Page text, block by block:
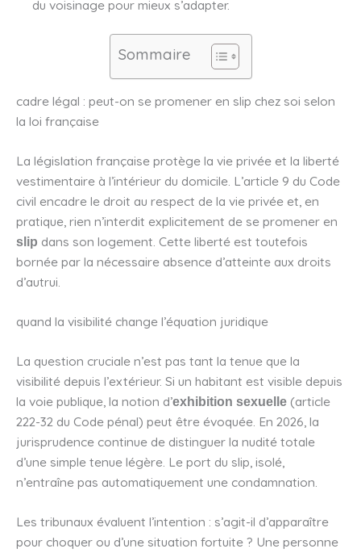
du voisinage pour mieux s’adapter.
Sommaire
cadre légal : peut-on se promener en slip chez soi selon
la loi française
La législation française protège la vie privée et la liberté
vestimentaire à l’intérieur du domicile. L’article 9 du Code
civil encadre le droit au respect de la vie privée et, en
pratique, rien n’interdit explicitement de se promener en
slip dans son logement. Cette liberté est toutefois
bornée par la nécessaire absence d’atteinte aux droits
d’autrui.
quand la visibilité change l’équation juridique
La question cruciale n’est pas tant la tenue que la
visibilité depuis l’extérieur. Si un habitant est visible depuis
la voie publique, la notion d’exhibition sexuelle (article
222-32 du Code pénal) peut être évoquée. En 2026, la
jurisprudence continue de distinguer la nudité totale
d’une simple tenue légère. Le port du slip, isolé,
n’entraîne pas automatiquement une condamnation.
Les tribunaux évaluent l’intention : s’agit-il d’apparaître
pour choquer ou d’une situation fortuite ? Une personne